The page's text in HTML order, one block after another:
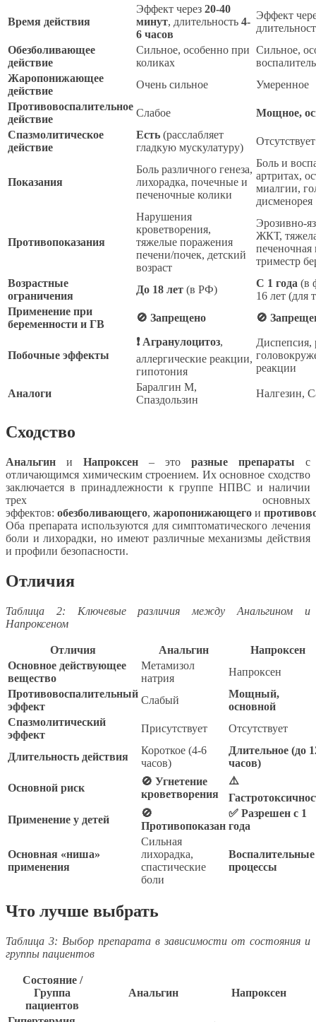
Время действия
Эффект через 20-40
минут, длительность 4-
6 часов
Эффект
Обезболивающее
действие
Сильное, особенно при
коликах
Сильное,
Жаропонижающее
действие
Очень сильное
Умеренное
Противовоспалительное
действие
Слабое
Мощное,
Спазмолитическое
действие
Есть (расслабляет
гладкую мускулатуру)
Отсутствует
Показания
Боль различного генеза,
лихорадка, почечные и
печеночные колики
Боль и
артритах,
миалгии,
дисменорея
Противопоказания
Нарушения
кроветворения,
тяжелые поражения
печени/почек, детский
возраст
Эрозивно-
ЖКТ,
печеночная
триместр
Возрастные
ограничения
До 18 лет (в РФ)
С 1 года (в
16 лет (для
Применение при
беременности и ГВ
🚫 Запрещено 🚫
Побочные эффекты
❗ Агранулоцитоз,
аллергические реакции,
гипотония
Диспепсия,
реакции
Аналоги
Баралгин М,
Спаздользин
Налгезин,
Сходство
Анальгин и Напроксен – это разные препараты с
отличающимся химическим строением. Их основное сходство
заключается в принадлежности к группе НПВС и наличии
трех основных
эффектов: обезболивающего, жаропонижающего и
Оба препарата используются для симптоматического лечения
боли и лихорадки, но имеют различные механизмы действия
и профили безопасности.
Отличия
Таблица 2: Ключевые различия между Анальгином и
Напроксеном
Отличия Анальгин
Напроксен
Основное действующее
вещество
Метамизол
натрия
Напроксен
Противовоспалительный
эффект
Слабый
Мощный,
основной
Спазмолитический
эффект
Присутствует Отсутствует
Длительность действия
Короткое (4-6
часов)
Длительное (до
часов)
Основной риск
🚫 Угнетение
кроветворения
⚠️
Применение у детей
🚫
Противопоказан
✅ Разрешен с 1
года
Основная «ниша»
применения
Сильная
лихорадка,
спастические
боли
Воспалительные
процессы
Что лучше выбрать
Таблица 3: Выбор препарата в зависимости от состояния и
группы пациентов
Состояние /
Группа
пациентов
Анальгин Напроксен